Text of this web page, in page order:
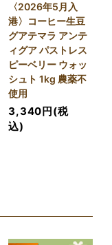
〈2026年5月入
港〉コーヒー生豆
グアテマラ アンテ
ィグア パストレス
ピーベリー ウォッ
シュト 1kg 農薬不
使用
3,340円(税
込)